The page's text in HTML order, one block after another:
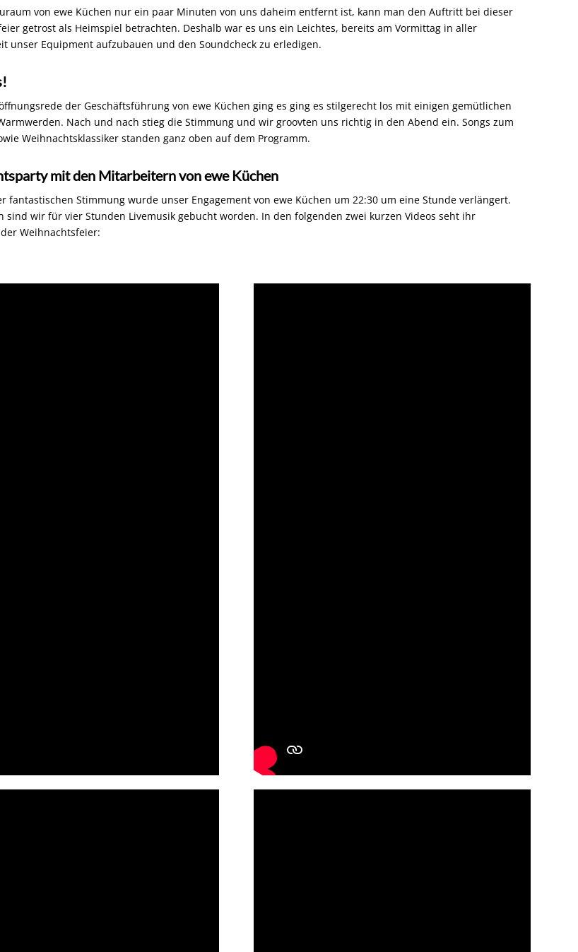
von ewe Küchen nur ein paar Minuten von uns daheim entfernt ist, kann man den Auftritt bei dieser
getrost als Heimspiel betrachten. Deshalb war es uns ein Leichtes, bereits am Vormittag in aller
unser Equipmentaufzubauen und den Soundcheck zu erledigen.
der Geschäftsführung von ewe Küchen ging es ging es stilgerecht los mit einigen gemütlichen
Nach und nach stieg die Stimmung und wir groovten uns richtig in den Abend ein. Songs zum
Weihnachtsklassiker standen ganz oben auf dem Programm.
mit den Mitarbeitern von ewe Küchen
fantastischen Stimmung wurde unser Engagement von ewe Küchen um 22:30 um eine Stunde verlängert.
sind wir für vier Stunden Livemusikgebucht worden. In den folgenden zwei kurzen Videos seht ihr
Weihnachtsfeier: